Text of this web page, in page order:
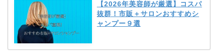
【2026年美容師が厳選】コスパ
抜群！市販＋サロンおすすめシ
ャンプー９選